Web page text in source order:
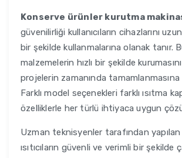
Konserve ürünler kurutma
güvenilirliği kullanıcıların cihazlarını
bir şekilde kullanmalarına olanak tanır. Bu
malzemelerin hızlı bir şekilde
projelerin zamanında tamamlanmasına
Farklı model seçenekleri farklı ısıtma
özelliklerle her türlü ihtiyaca uygun
Uzman teknisyenler tarafından
ısıtıcıların güvenli ve verimli bir şekilde